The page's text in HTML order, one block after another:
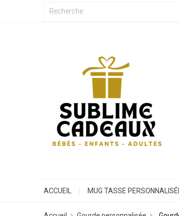
ACCUEIL MUG TASSE